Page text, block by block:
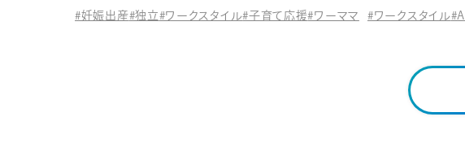
#妊娠出産#独立#ワークスタイル#子育て応援#ワーママ #ワークスタイル#AI